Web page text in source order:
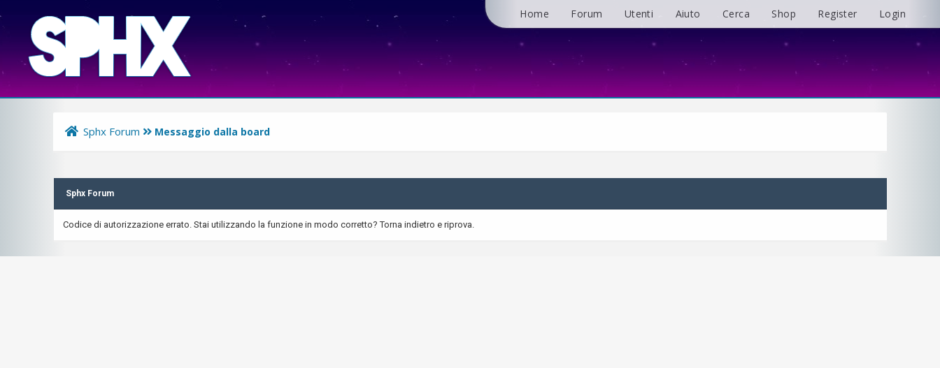
Home Forum Utenti Aiuto Cerca Shop Register Login
Sphx Forum Messaggio dalla board
Sphx Forum
Codice di autorizzazione errato. Stai utilizzando la funzione in modo corretto? Torna indietro e riprova.